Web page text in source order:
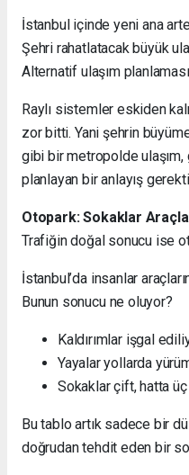
İstanbul içinde yeni ana
Şehri rahatlatacak büyük
Alternatif ulaşım
Raylı sistemler eskiden
zor bitti. Yani şehrin
gibi bir metropolde
planlayan bir anlayış
Otopark: Sokaklar
Trafiğin doğal sonucu ise
İstanbul’da insanlar
Bunun sonucu ne oluyor?
Kaldırımlar işgal
Yayalar yollarda
Sokaklar çift, hatta
Bu tablo artık sadece bir
doğrudan tehdit eden bir